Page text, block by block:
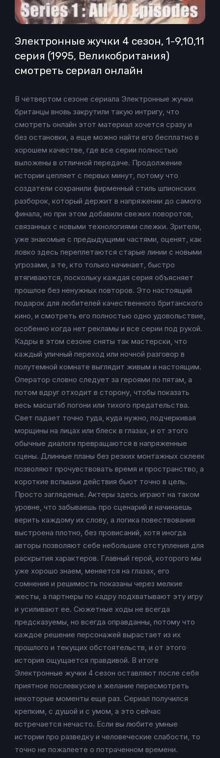
Электронные жучки 4 сезон, 1-9,10,11
серия (1995, Великобритания)
смотреть сериал онлайн
В четвертом сезоне сериала Электронные жучки
британцы вновь закрутили такую интригу, что
смотреть онлайн этот материал хочется сразу и
без остановки, а еще можно найти его бесплатно в
хорошем качестве, где все серии полностью
выложены в отличной передаче. Продолжение
истории цепляет с первых минут, потому что
создатели сохранили фирменный стиль шпионских
разборок, который держит в напряжении до самого
финала, но при этом добавили свежих поворотов,
связанных с новыми технологиями слежки. Зрители,
уже знакомые с предыдущими частями, оценят, как
ловко здесь переплетаются старые линии с новыми
угрозами, а те, кто только начинает, быстро
втягиваются, поскольку каждая серия объясняет
прошлое без ненужных повторов. Это настоящий
подарок для любителей качественного британского
кино, и смотреть его полностью одно удовольствие,
особенно когда нет рекламы и все серии под рукой.
Кадры в этом сезоне сняты так мастерски, что
каждый уличный переход или ночной разговор в
полутемной комнате выглядит живым и настоящим.
Оператор словно следует за героями по пятам, а
потом вдруг отходит в сторону, чтобы показать
весь масштаб погони или тихого предательства.
Свет падает точно туда, куда нужно, подчеркивая
морщины на лицах или блеск в глазах, и от этого
обычные диалоги превращаются в напряженные
сцены. Длинные планы без резких монтажных склеек
позволяют прочувствовать время и пространство, а
короткие вспышки действия бьют точно в цель.
Просто загляденье. Актеры здесь играют на таком
уровне, что забываешь про сценарий и начинаешь
верить каждому их слову, а логика повествования
выстроена плотно, без провисаний, хотя иногда
авторы позволяют себе небольшие отступления для
раскрытия характеров. Главный герой, которого мы
уже хорошо знаем, меняется на глазах, его
сомнения и решимость показаны через мелкие
жесты, а партнеры по кадру подхватывают эту игру
и усиливают ее. Сюжетные ходы не всегда
предсказуемы, но всегда оправданны, потому что
каждое решение персонажей вырастает из их
прошлого и текущих обстоятельств, и от этого
история ощущается правдивой. В итоге
Электронные жучки 4 сезон оставляют после себя
приятное послевкусие и желание пересмотреть
некоторые моменты еще раз. Сериал получился
крепким, с душой и с умом, а это сейчас
встречается нечасто. Если вы любите умные
истории про разведку и человеческие слабости, то
точно не пожалеете о потраченном времени.